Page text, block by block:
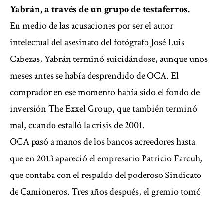
Yabrán, a través de un grupo de testaferros.
En medio de las acusaciones por ser el autor
intelectual del asesinato del fotógrafo José Luis
Cabezas, Yabrán terminó suicidándose, aunque unos
meses antes se había desprendido de OCA. El
comprador en ese momento había sido el fondo de
inversión The Exxel Group, que también terminó
mal, cuando estalló la crisis de 2001.
OCA pasó a manos de los bancos acreedores hasta
que en 2013 apareció el empresario Patricio Farcuh,
que contaba con el respaldo del poderoso Sindicato
de Camioneros. Tres años después, el gremio tomó